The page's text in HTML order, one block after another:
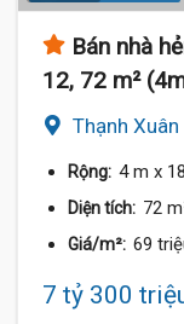
Bán nhà
12, 72 m²
Thạnh
Rộng: 4 m x
Diện tích: 72
Giá/m²: 69
7 tỷ 300